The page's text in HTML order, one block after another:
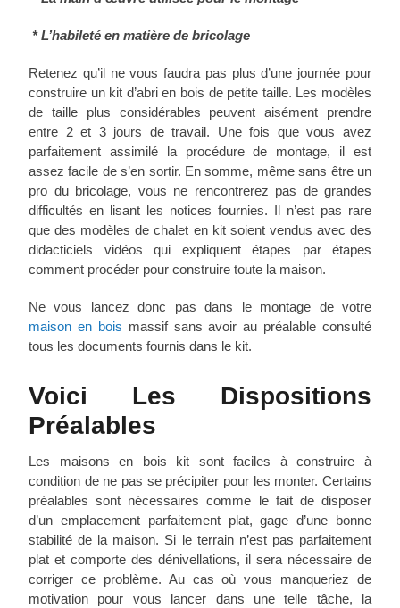
* L’habileté en matière de bricolage
Retenez qu’il ne vous faudra pas plus d’une journée pour
construire un kit d’abri en bois de petite taille. Les modèles
de taille plus considérables peuvent aisément prendre
entre 2 et 3 jours de travail. Une fois que vous avez
parfaitement assimilé la procédure de montage, il est
assez facile de s’en sortir. En somme, même sans être un
pro du bricolage, vous ne rencontrerez pas de grandes
difficultés en lisant les notices fournies. Il n’est pas rare
que des modèles de chalet en kit soient vendus avec des
didacticiels vidéos qui expliquent étapes par étapes
comment procéder pour construire toute la maison.
Ne vous lancez donc pas dans le montage de votre
maison en bois massif sans avoir au préalable consulté
tous les documents fournis dans le kit.
Voici Les Dispositions
Préalables
Les maisons en bois kit sont faciles à construire à
condition de ne pas se précipiter pour les monter. Certains
préalables sont nécessaires comme le fait de disposer
d’un emplacement parfaitement plat, gage d’une bonne
stabilité de la maison. Si le terrain n’est pas parfaitement
plat et comporte des dénivellations, il sera nécessaire de
corriger ce problème. Au cas où vous manqueriez de
motivation pour vous lancer dans une telle tâche, la